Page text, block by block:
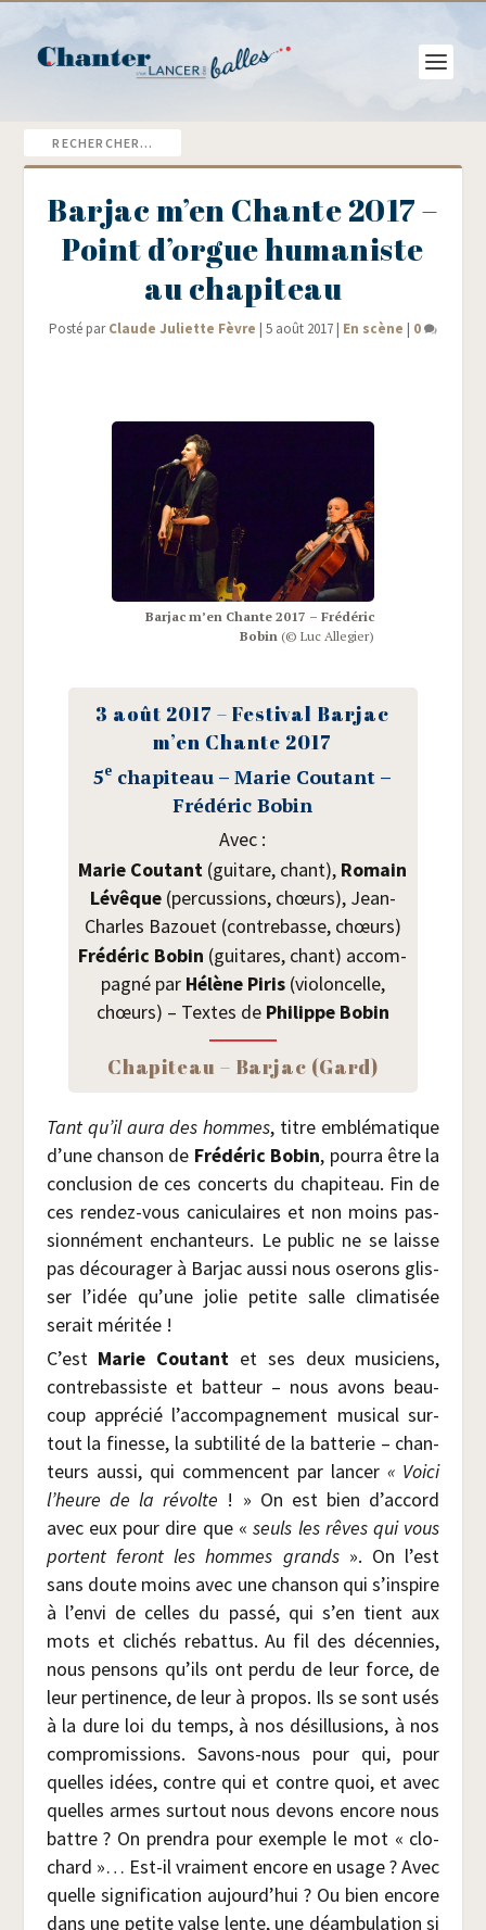
Barjac m’en Chante 2017 –
Point d’orgue humaniste
au chapiteau
Posté parClaude Juliette Fèvre | 5 août 2017 | En scène | 0
Bar­jac m’en Chante 2017 – Fré­dé­ric
Bobin(© Luc Allegier)
3 août 2017 – Fes­ti­val Bar­jac
m’en Chante 2017
5e cha­pi­teau – Marie Cou­tant –
Fré­dé­ric Bobin
Avec :
Marie Cou­tant (gui­tare, chant), Romain
Lévêque(per­cus­sions, chœurs), Jean-
Charles Bazouet (contre­basse, chœurs)
Fré­dé­ric Bobin (gui­tares, chant) accom­
pa­gné par Hélène Piris(vio­lon­celle,
chœurs) – Textes de Phi­lippe Bobin
Cha­pi­teau – Bar­jac (Gard)
Tant qu’il aura des hommes, titre emblé­ma­tique
d’une chan­son de Fré­dé­ric Bobin, pour­ra être la
conclu­sion de ces concerts du cha­pi­teau. Fin de
ces ren­dez-vous cani­cu­laires et non moins pas­
sion­né­ment enchan­teurs. Le public ne se laisse
pas décou­ra­ger à Bar­jac aus­si nous ose­rons glis­
ser l’idée qu’une jolie petite salle cli­ma­ti­sée
serait méritée !
C’est Marie Cou­tant et ses deux musi­ciens,
contre­bas­siste et bat­teur – nous avons beau­
coup appré­cié l’accompagnement musi­cal sur­
tout la finesse, la sub­ti­li­té de la bat­te­rie – chan­
teurs aus­si, qui com­mencent par lan­cer« Voi­ci
l’heure de la révolte ! » On est bien d’accord
avec eux pour dire que «seuls les rêves qui vous
portent feront les hommes grands ». On l’est
sans doute moins avec une chan­son qui s’inspire
à l’envi de celles du pas­sé, qui s’en tient aux
mots et cli­chés rebat­tus. Au fil des décen­nies,
nous pen­sons qu’ils ont per­du de leur force, de
leur per­ti­nence, de leur à pro­pos. Ils se sont usés
à la dure loi du temps, à nos dés­illu­sions, à nos
com­pro­mis­sions. Savons-nous pour qui, pour
quelles idées, contre qui et contre quoi, et avec
quelles armes sur­tout nous devons encore nous
battre ? On pren­dra pour exemple le mot « clo­
chard »… Est-il vrai­ment encore en usage ? Avec
quelle signi­fi­ca­tion aujourd’hui ? Ou bien encore
dans une petite valse lente, une déam­bu­la­tion si